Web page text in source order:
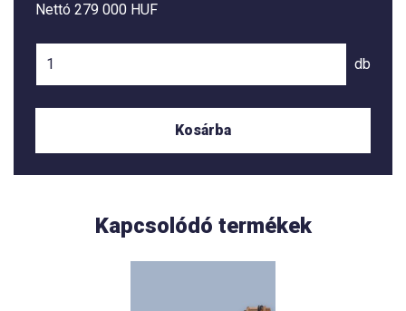
Nettó 279 000 HUF
db
Kosárba
Kapcsolódó termékek